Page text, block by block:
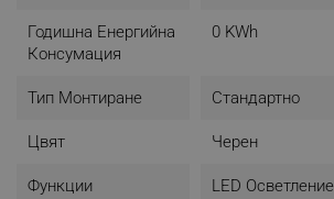
Годишна Енергийна
Консумация
0 KWh
Тип Монтиране Стандартно
Цвят Черен
Функции LED Осветление